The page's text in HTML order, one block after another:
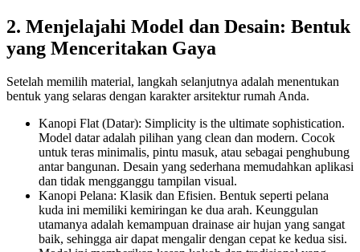
2. Menjelajahi Model dan Desain: Bentuk
yang Menceritakan Gaya
Setelah memilih material, langkah selanjutnya adalah menentukan
bentuk yang selaras dengan karakter arsitektur rumah Anda.
Kanopi Flat (Datar): Simplicity is the ultimate sophistication.
Model datar adalah pilihan yang clean dan modern. Cocok
untuk teras minimalis, pintu masuk, atau sebagai penghubung
antar bangunan. Desain yang sederhana memudahkan aplikasi
dan tidak mengganggu tampilan visual.
Kanopi Pelana: Klasik dan Efisien. Bentuk seperti pelana
kuda ini memiliki kemiringan ke dua arah. Keunggulan
utamanya adalah kemampuan drainase air hujan yang sangat
baik, sehingga air dapat mengalir dengan cepat ke kedua sisi.